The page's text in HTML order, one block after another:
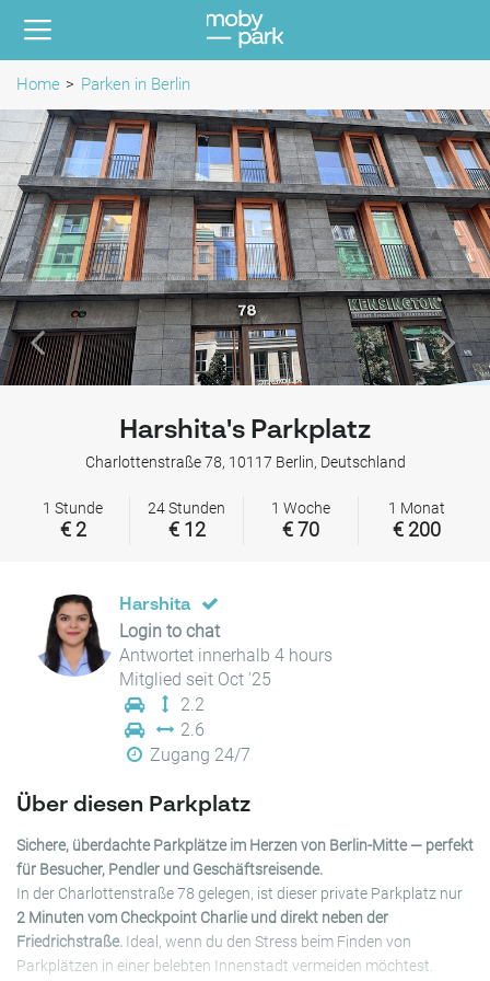
Home Parken in Berlin
Harshita's Parkplatz
Charlottenstraße 78, 10117 Berlin, Deutschland
1 Stunde
€ 2
24 Stunden
€ 12
1 Woche
€ 70
1 Monat
€ 200
Harshita
Login to chat
Antwortet innerhalb 4 hours
Mitglied seit Oct '25
2.2
2.6
Zugang 24/7
Über diesen Parkplatz
Sichere, überdachte Parkplätze im Herzen von Berlin-Mitte — perfekt
für Besucher, Pendler und Geschäftsreisende.
In der Charlottenstraße 78 gelegen, ist dieser private Parkplatz nur
2 Minuten vom Checkpoint Charlie und direkt neben der
Friedrichstraße. Ideal, wenn du den Stress beim Finden von
Parkplätzen in einer belebten Innenstadt vermeiden möchtest.